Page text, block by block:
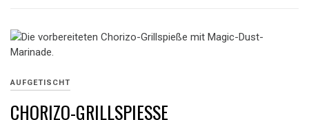
AUFGETISCHT
CHORIZO-GRILLSPIESSE